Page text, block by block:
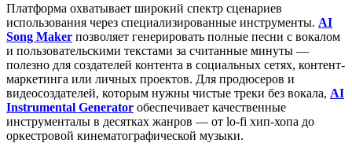
Платформа охватывает широкий спектр сценариев
использования через специализированные инструменты. AI
Song Maker позволяет генерировать полные песни с вокалом
и пользовательскими текстами за считанные минуты —
полезно для создателей контента в социальных сетях, контент-
маркетинга или личных проектов. Для продюсеров и
видеосоздателей, которым нужны чистые треки без вокала, AI
Instrumental Generator обеспечивает качественные
инструменталы в десятках жанров — от lo-fi хип-хопа до
оркестровой кинематографической музыки.